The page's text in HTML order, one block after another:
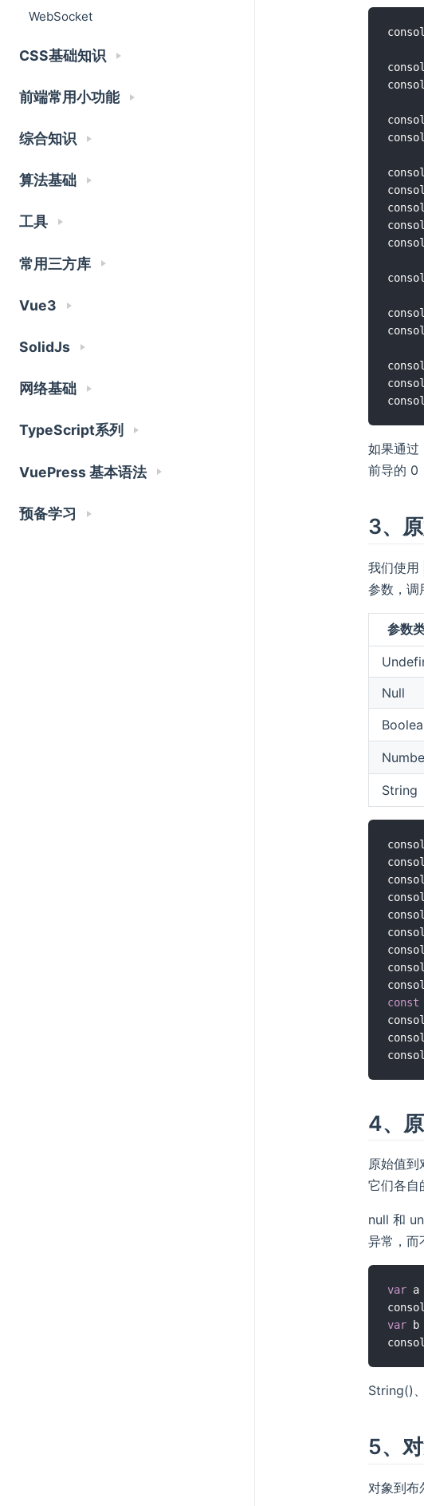
WebSocket
CSS基础知识
前端常用小功能
综合知识
算法基础
工具
常用三方库
Vue3
SolidJs
网络基础
TypeScript系列
VuePress 基本语法
预备学习
如果通过
前导的 0
3、
我们使用
参数，调
参数
Null
String
const
4、
原始值
它们各自
null 和
异常，而
var a
var b
String()
5、
对象到布